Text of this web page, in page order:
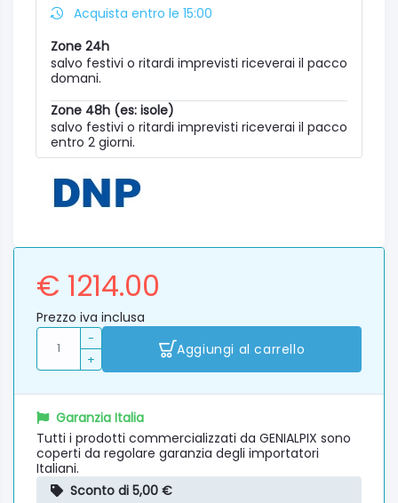
Acquista entro le 15:00
Zone 24h
salvo festivi o ritardi imprevisti riceverai il pacco
domani.
Zone 48h (es: isole)
salvo festivi o ritardi imprevisti riceverai il pacco
entro 2 giorni.
€ 1214.00
Prezzo iva inclusa
-
+
Aggiungi al carrello
Garanzia Italia
Tutti i prodotti commercializzati da GENIALPIX sono
coperti da regolare garanzia degli importatori
Italiani.
Sconto di 5,00 €